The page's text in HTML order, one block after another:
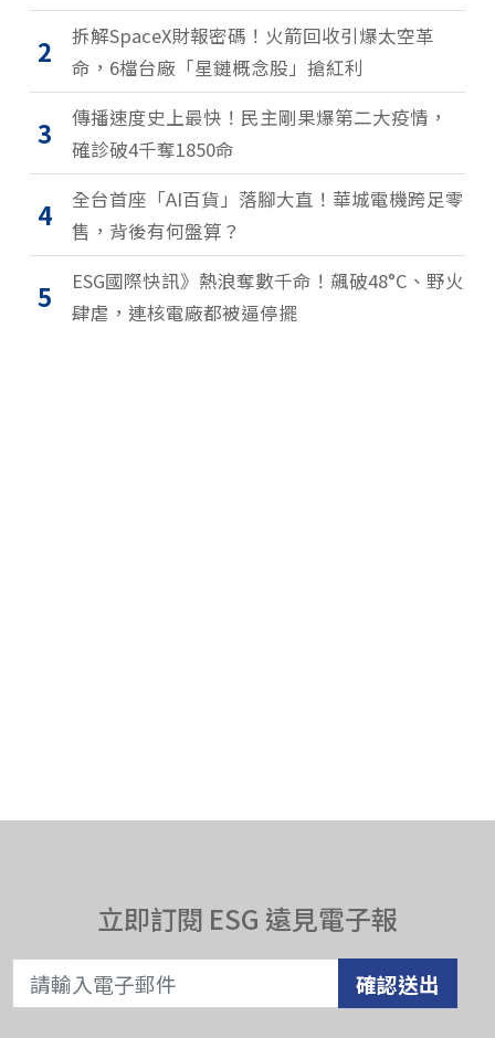
2
拆解SpaceX財報密碼！火箭回收引爆太空革
命，6檔台廠「星鏈概念股」搶紅利
3
傳播速度史上最快！民主剛果爆第二大疫情，
確診破4千奪1850命
4
全台首座「AI百貨」落腳大直！華城電機跨足零
售，背後有何盤算？
5
ESG國際快訊》熱浪奪數千命！飆破48°C、野火
肆虐，連核電廠都被逼停擺
立即訂閱 ESG 遠見電子報
確認送出